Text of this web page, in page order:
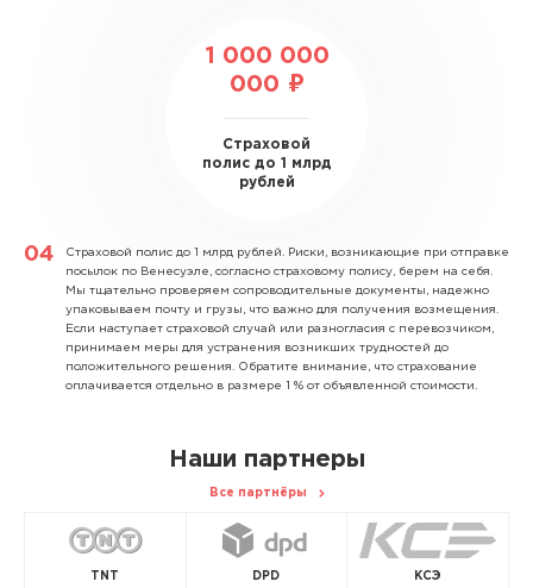
1 000 000
000 ₽
Страховой
полис до 1 млрд
рублей
Страховой полис до 1 млрд рублей. Риски, возникающие при отправке
посылок по Венесуэле, согласно страховому полису, берем на себя.
Мы тщательно проверяем сопроводительные документы, надежно
упаковываем почту и грузы, что важно для получения возмещения.
Если наступает страховой случай или разногласия с перевозчиком,
принимаем меры для устранения возникших трудностей до
положительного решения. Обратите внимание, что страхование
оплачивается отдельно в размере 1 % от объявленной стоимости.
Наши партнеры
Все партнёры
TNT DPD КСЭ